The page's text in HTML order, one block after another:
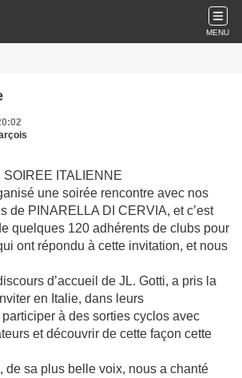
MENU
SOIREE ITALIENNE
une soirée rencontre avec nos
de PINARELLA DI CERVIA, et c’est
quelques 120 adhérents de clubs pour
ont répondu à cette invitation, et nous
d’accueil de JL. Gotti, a pris la
en Italie, dans leurs
à des sorties cyclos avec
et découvrir de cette façon cette
de sa plus belle voix, nous a chanté